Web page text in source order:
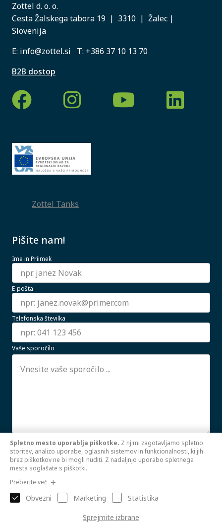
Zottel d. o. o.
Cesta Žalskega tabora 19 | 3310 | Žalec |
Slovenija
E: info@zottel.si T: +386 37 10 13 70
B2B dostop
Zottel Tanks
Pišite nam!
Ime in Priimek
E-pošta
Telefonska številka
Vaše sporočilo
Strinjam se z uporabo mojih osebnih podatkov.
PREBERI VEČ
Spletno mesto uporablja piškotke. Z njimi zagotavljamo spletno
storitev, analizo uporabe, oglasnih sistemov in funkcionalnosti, ki jih
brez piškotkov ne bi mogli nuditi. Z nadaljnjo uporabo spletnega
mesta soglašate s piškotki.
Preberite več
Obvezni Marketing Statistika
Sprejmite izbrane